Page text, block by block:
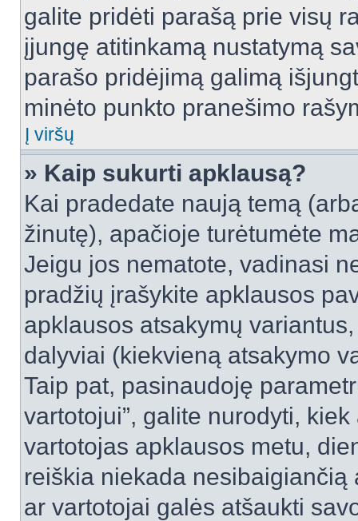
galite pridėti parašą prie visų
įjungę atitinkamą nustatymą
parašo pridėjimą galimą
minėto punkto pranešimo
Į viršų
» Kaip sukurti apklausą?
Kai pradedate naują temą
žinutę), apačioje turėtumėte
Jeigu jos nematote, vadinasi
pradžių įrašykite apklausos
apklausos atsakymų
dalyviai (kiekvieną atsakymo
Taip pat, pasinaudoję
vartotojui”, galite nurodyti,
vartotojas apklausos metu,
reiškia niekada
ar vartotojai galės atšaukti